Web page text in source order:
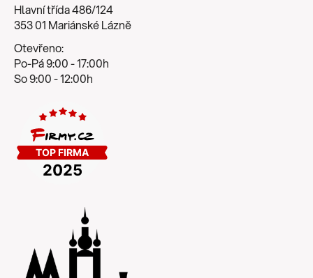
Hlavní třída 486/124
353 01 Mariánské Lázně
Otevřeno:
Po-Pá 9:00 - 17:00h
So 9:00 - 12:00h